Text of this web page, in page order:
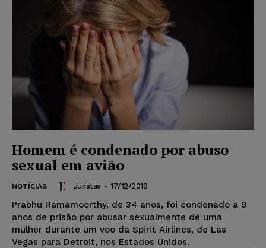
Homem é condenado por abuso
sexual em avião
NOTÍCIAS Juristas - 17/12/2018
Prabhu Ramamoorthy, de 34 anos, foi condenado a 9
anos de prisão por abusar sexualmente de uma
mulher durante um voo da Spirit Airlines, de Las
Vegas para Detroit, nos Estados Unidos.